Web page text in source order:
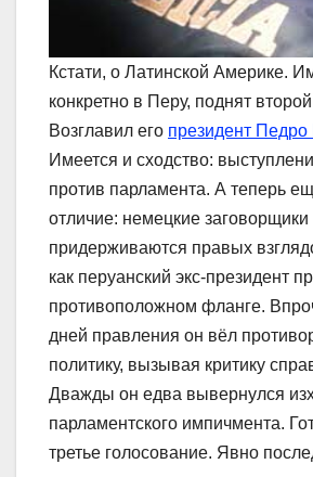
Кстати, о Латинской Америке.
конкретно в Перу, поднят
Возглавил его президент Педро
Имеется и сходство:
против парламента. А теперь
отличие: немецкие заговорщики
придерживаются правых
как перуанский экс-президент
противоположном фланге.
дней правления он вёл
политику, вызывая критику
Дважды он едва вывернулся
парламентского импичмента.
третье голосование. Явно